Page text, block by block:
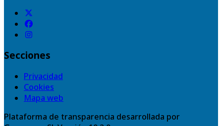
Secciones
Privacidad
Cookies
Mapa web
Plataforma de transparencia desarrollada por